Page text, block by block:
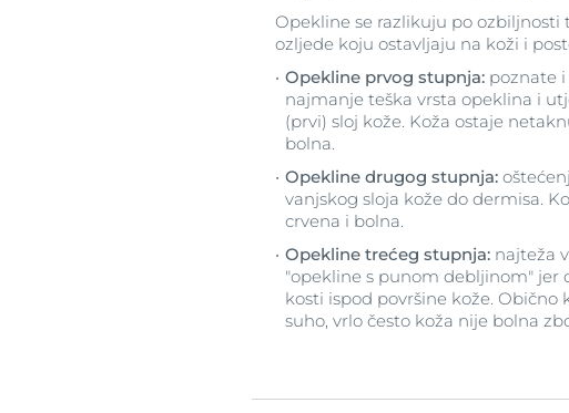
Opekline se razlikuju po ozbiljnosti
ozljede koju ostavljaju na koži i
Opekline prvog stupnja: poznate i
najmanje teška vrsta opeklina i
(prvi) sloj kože. Koža ostaje
bolna.
Opekline drugog stupnja:
vanjskog sloja kože do dermisa.
crvena i bolna.
Opekline trećeg stupnja: najteža
"opekline s punom debljinom" jer
kosti ispod površine kože. Obično
suho, vrlo često koža nije bolna